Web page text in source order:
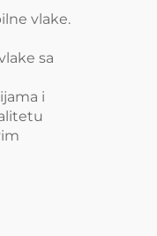
vlake.
sa
i